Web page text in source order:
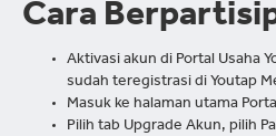
Cara
Aktivasi akun di Portal Usaha
sudah teregistrasi di Youtap
Masuk ke halaman utama
Pilih tab Upgrade Akun, pilih